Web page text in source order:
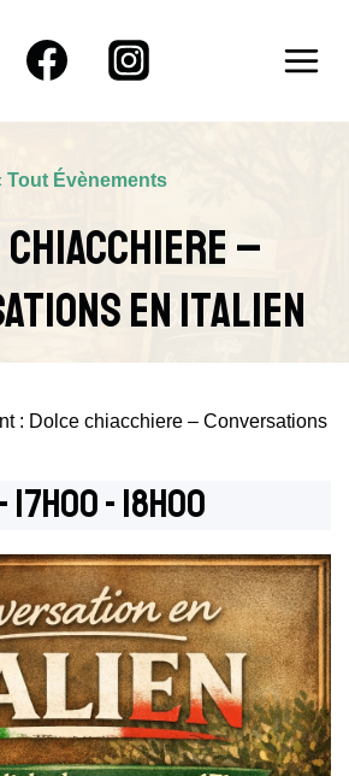
Tout Évènements
Chiacchiere –
En Italien
: Dolce chiacchiere – Conversations
17h00- 18h00